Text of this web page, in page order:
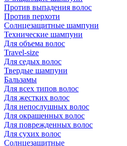
Против выпадения волос
Против перхоти
Солнцезащитные шампуни
Технические шампуни
Для объема волос
Travel-size
Для седых волос
Твердые шампуни
Бальзамы
Для всех типов волос
Для жестких волос
Для непослушных волос
Для окрашенных волос
Для поврежденных волос
Для сухих волос
Солнцезащитные